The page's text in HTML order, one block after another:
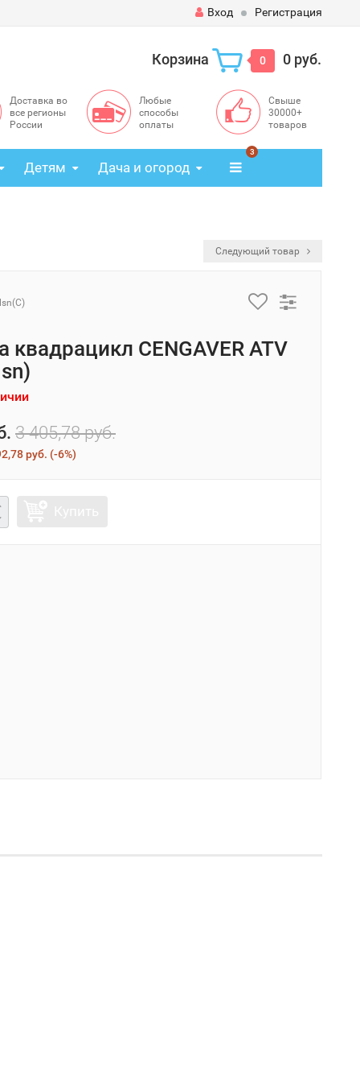
Вход Регистрация
Корзина 0 0 руб.
Доставка во
все регионы
России
Любые
способы
оплаты
Свыше
30000+
товаров
Детям Дача и огород
3
Следующий товар
квадрацикл CENGAVER ATV
3 405,78 руб.
руб. (-6%)